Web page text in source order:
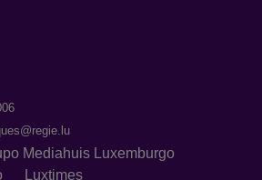
Mediahuis Luxemburgo
Luxtimes